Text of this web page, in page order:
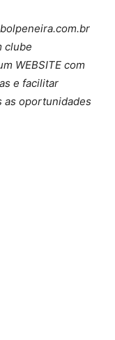
clube
WEBSITE com
e facilitar
as oportunidades